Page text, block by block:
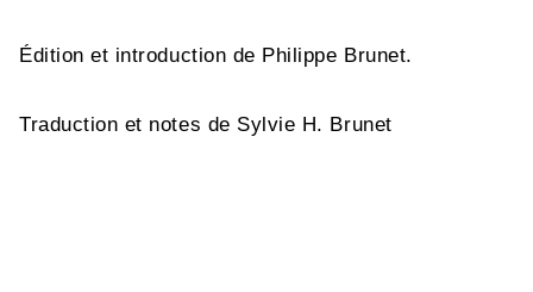
Édition et introduction de Philippe Brunet.
Traduction et notes de Sylvie H. Brunet